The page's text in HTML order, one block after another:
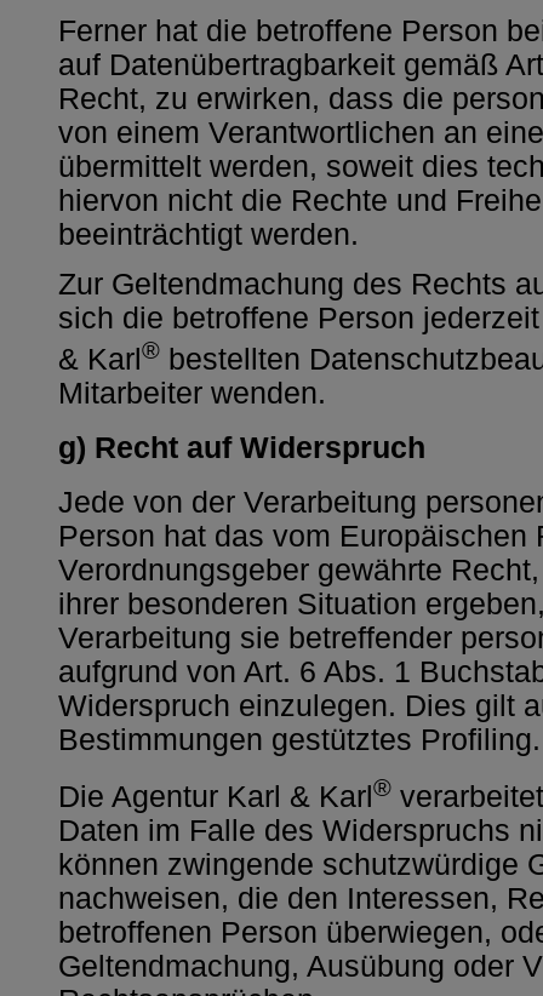
Ferner hat die betroffene Person
auf Datenübertragbarkeit gemäß
Recht, zu erwirken, dass die
von einem Verantwortlichen an
übermittelt werden, soweit dies
hiervon nicht die Rechte und
beeinträchtigt werden.
Zur Geltendmachung des Rechts
sich die betroffene Person
& Karl ® bestellten
Mitarbeiter wenden.
g) Recht auf Widerspruch
Jede von der Verarbeitung
Person hat das vom Europäischen
Verordnungsgeber gewährte
ihrer besonderen Situation
Verarbeitung sie betreffender
aufgrund von Art. 6 Abs. 1
Widerspruch einzulegen. Dies gilt
Bestimmungen gestütztes Profiling.
Die Agentur Karl & Karl ®
Daten im Falle des Widerspruchs
können zwingende schutzwürdige
nachweisen, die den Interessen,
betroffenen Person überwiegen,
Geltendmachung, Ausübung oder